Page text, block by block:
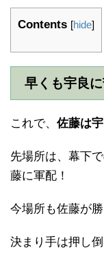
Contents [hide]
早くも宇良
これで、 佐藤は
先場所は、幕下
藤に軍配！
今場所も佐藤が勝
決まり手は押し倒